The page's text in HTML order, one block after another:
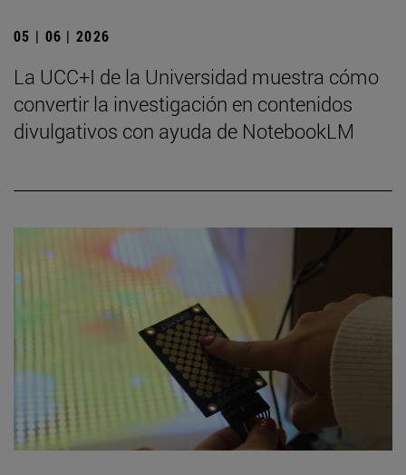
05 | 06 | 2026
La UCC+I de la Universidad muestra cómo
convertir la investigación en contenidos
divulgativos con ayuda de NotebookLM